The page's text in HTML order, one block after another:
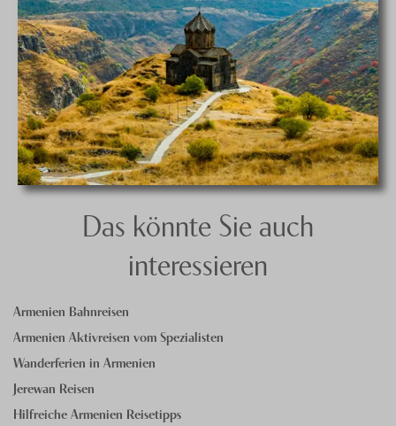
Das könnte Sie auch
interessieren
Armenien Bahnreisen
Armenien Aktivreisen vom Spezialisten
Wanderferien in Armenien
Jerewan Reisen
Hilfreiche Armenien Reisetipps